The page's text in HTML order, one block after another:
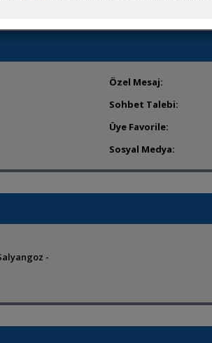
Özel Mesaj:
Sohbet Talebi:
Üye Favorile:
Sosyal Medya:
-